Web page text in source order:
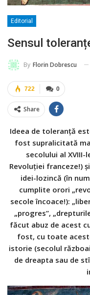
Editorial
Sensul
By Florin Dobrescu
0
722
Share
Ideea de toleranţă
fost supralicitată
secolului al
Revoluţiei franceze!)
idei-lozincă (în
cumplite orori
secole încoace!):
„progres”,
făcut abuz de acest
fost, cu toate
istorie (secolul
de dreapta sau de